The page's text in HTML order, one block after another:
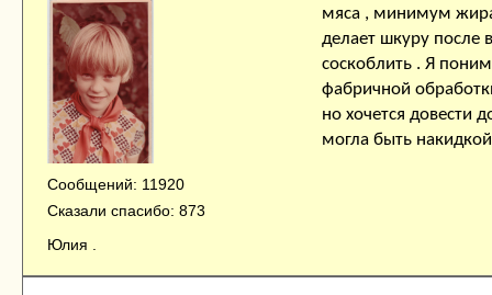
Сообщений: 11920
Сказали спасибо: 873
Юлия .
мяса , минимум
делает шкуру после
соскоблить . Я
фабричной
но хочется довести
могла быть